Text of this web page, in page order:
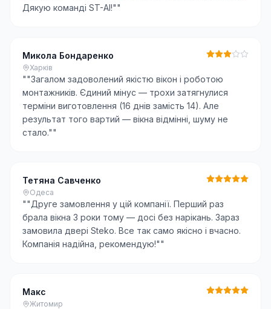
Дякую команді ST-AI!""
Микола Бондаренко
Харків
""Загалом задоволений якістю вікон і роботою
монтажників. Єдиний мінус — трохи затягнулися
терміни виготовлення (16 днів замість 14). Але
результат того вартий — вікна відмінні, шуму не
стало.""
Тетяна Савченко
Одеса
""Друге замовлення у цій компанії. Перший раз
брала вікна 3 роки тому — досі без нарікань. Зараз
замовила двері Steko. Все так само якісно і вчасно.
Компанія надійна, рекомендую!""
Макс
Житомир